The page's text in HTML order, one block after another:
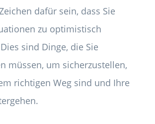
dafür sein, dass Sie
zu optimistisch
sind Dinge, die Sie
müssen, um sicherzustellen,
richtigen Weg sind und Ihre